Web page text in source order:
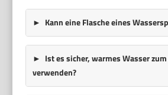
Kann eine Flasche eines
Ist es sicher, warmes Wasser
verwenden?